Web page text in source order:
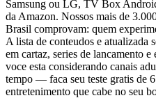
Samsung ou LG, TV Box
da Amazon. Nossos mais de
Brasil comprovam: quem
A lista de conteudos e atualizada
em cartaz, series de lancamento
voce esta considerando canais
tempo — faca seu teste gratis de
entretenimento que cabe no seu